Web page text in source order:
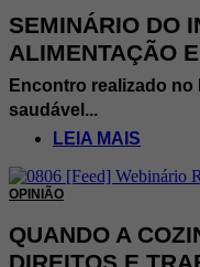
SEMINÁRIO DO
ALIMENTAÇÃO
Encontro realizado no
saudável...
LEIA MAIS
OPINIÃO
QUANDO A